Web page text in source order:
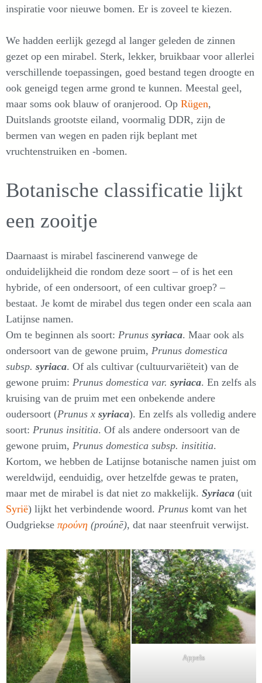
inspiratie voor nieuwe bomen. Er is zoveel te kiezen.
We hadden eerlijk gezegd al langer geleden de zinnen
gezet op een mirabel. Sterk, lekker, bruikbaar voor allerlei
verschillende toepassingen, goed bestand tegen droogte en
ook geneigd tegen arme grond te kunnen. Meestal geel,
maar soms ook blauw of oranjerood. Op Rügen,
Duitslands grootste eiland, voormalig DDR, zijn de
bermen van wegen en paden rijk beplant met
vruchtenstruiken en -bomen.
Botanische classificatie lijkt
een zooitje
Daarnaast is mirabel fascinerend vanwege de
onduidelijkheid die rondom deze soort – of is het een
hybride, of een ondersoort, of een cultivar groep? –
bestaat. Je komt de mirabel dus tegen onder een scala aan
Latijnse namen.
Om te beginnen als soort: Prunus syriaca. Maar ook als
ondersoort van de gewone pruim, Prunus domestica
subsp. syriaca. Of als cultivar (cultuurvariëteit) van de
gewone pruim: Prunus domestica var. syriaca. En zelfs als
kruising van de pruim met een onbekende andere
oudersoort (Prunus x syriaca). En zelfs als volledig andere
soort: Prunus insititia. Of als andere ondersoort van de
gewone pruim, Prunus domestica subsp. insititia.
Kortom, we hebben de Latijnse botanische namen juist om
wereldwijd, eenduidig, over hetzelfde gewas te praten,
maar met de mirabel is dat niet zo makkelijk. Syriaca (uit
Syrië) lijkt het verbindende woord. Prunus komt van het
Oudgriekse προύνη (proúnē), dat naar steenfruit verwijst.
Appels